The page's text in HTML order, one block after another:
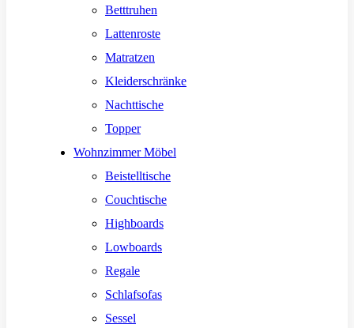
Betttruhen
Lattenroste
Matratzen
Kleiderschränke
Nachttische
Topper
Wohnzimmer Möbel
Beistelltische
Couchtische
Highboards
Lowboards
Regale
Schlafsofas
Sessel